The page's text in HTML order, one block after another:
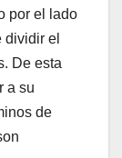
por el lado
dividir el
De esta
a su
de